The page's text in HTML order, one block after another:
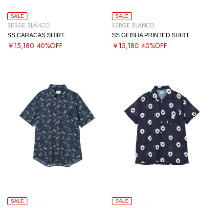
SALE
SERGE BLANCO
SS CARACAS SHIRT
￥15,180 40%OFF
SALE
SERGE BLANCO
SS GEISHA PRINTED SHIRT
￥15,180 40%OFF
SALE SALE